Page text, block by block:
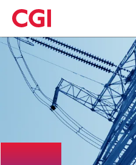
Skip
to
main
content